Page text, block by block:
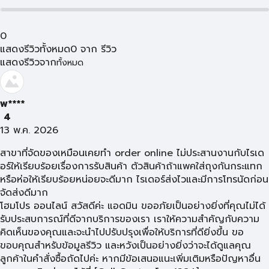
0
แสดงรีวิวทั้งหมด0 จาก รีวิว
แสดงรีวิวจากทั้งหมด
พ****
4
13 พ.ค. 2026
สาขาที่จัดของเหมือนเคยทำ order online ไม่ประสานงานกับไรเด
อร์ให้เรียบร้อยเรื่องการรับสินค้า ตัวสินค้าถ้าแพคใส่ถุงกันกระแทก
หรือห่อให้เรียบร้อยหน่อยจะดีมาก ไรเดอร์ส่งไวและมีการโทรนัดก่อน
จัดส่งดีมาก
โฮมโปร ออนไลน์ สวัสดีค่ะ แอดมิน ขออภัยเป็นอย่างยิ่งที่คุณไม่ได้
รับประสบการณ์ที่ดีจากบริการของเรา เราให้ความสำคัญกับความ
คิดเห็นของคุณและจะนำไปปรับปรุงเพื่อให้บริการที่ดียิ่งขึ้น ขอ
ขอบคุณสำหรับข้อมูลรีวิว และหวังเป็นอย่างยิ่งว่าจะได้ดูแลคุณ
ลูกค้าในคำสั่งซื้อถัดไปค่ะ หากมีข้อเสนอแนะเพิ่มเติมหรือปัญหาอื่น